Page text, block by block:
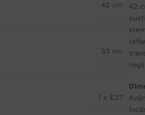
42 cm
33 cm
1 x E27
42